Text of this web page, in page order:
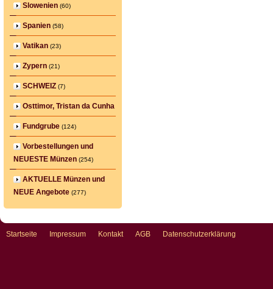
Slowenien (60)
Spanien (58)
Vatikan (23)
Zypern (21)
SCHWEIZ (7)
Osttimor, Tristan da Cunha
Fundgrube (124)
Vorbestellungen und
NEUESTE Münzen (254)
AKTUELLE Münzen und
NEUE Angebote (277)
Startseite Impressum Kontakt AGB Datenschutzerklärung